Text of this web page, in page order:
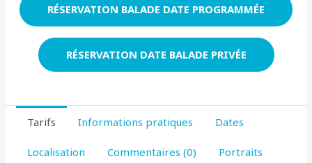
RÉSERVATION BALADE DATE PROGRAMMÉE
RÉSERVATION DATE BALADE PRIVÉE
Tarifs Informations pratiques Dates
Localisation Commentaires (0) Portraits